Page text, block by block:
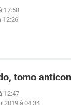
17:58
12:26
tomo
12:47
2019 à 04:34